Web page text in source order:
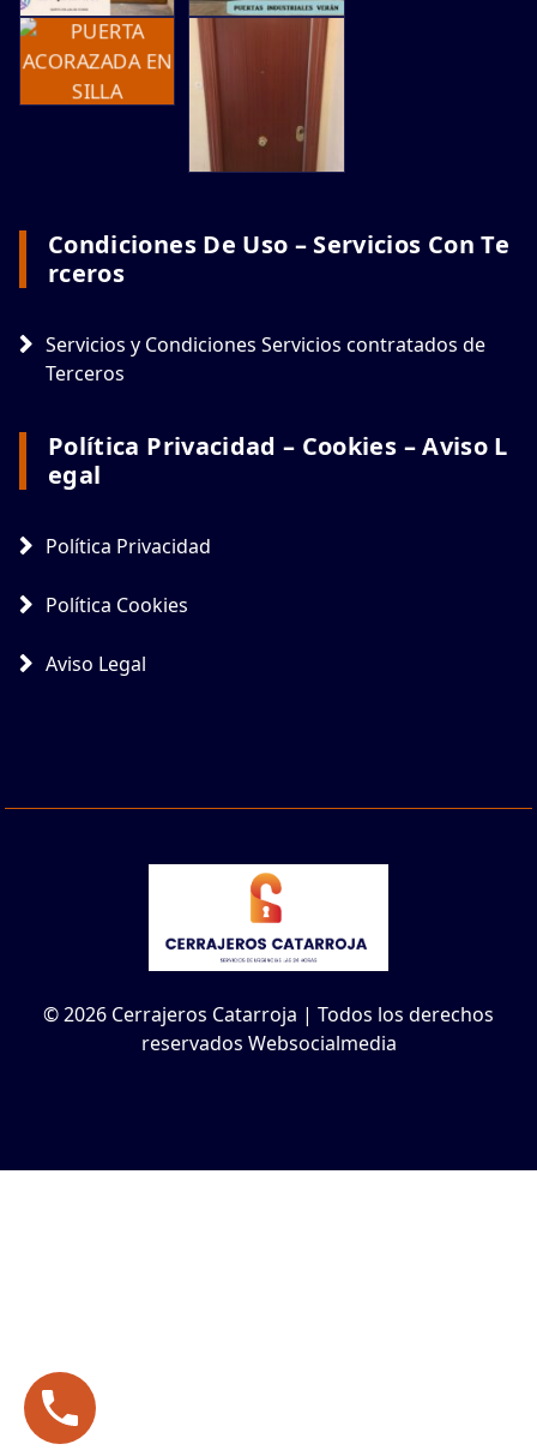
Condiciones De Uso – Servicios Con Te
Rceros
Servicios y Condiciones Servicios contratados de
Terceros
Política Privacidad – Cookies – Aviso L
Egal
Política Privacidad
Política Cookies
Aviso Legal
© 2026 Cerrajeros Catarroja | Todos los derechos
reservados Websocialmedia